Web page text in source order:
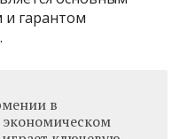
гарантом
в